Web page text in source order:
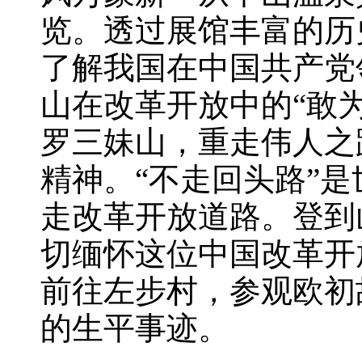
览。透过展馆丰富的
了解我国在中国共产
山在改革开放中的“敢
罗三妹山，重走伟人
精神。“不走回头路”
走改革开放道路。登
切缅怀这位中国改革
前往左步村，参观欧
的生平事迹。